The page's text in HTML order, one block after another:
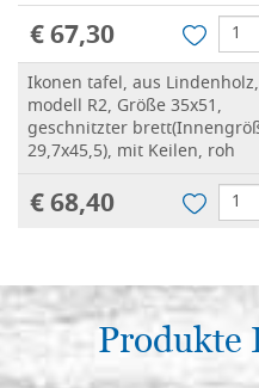
€ 67,30
Ikonen tafel, aus Lindenholz,
modell R2, Größe 35x51,
geschnitzter
29,7x45,5), mit Keilen, roh
€ 68,40
geschnitzter brett, mit
€ 73,20Produkte